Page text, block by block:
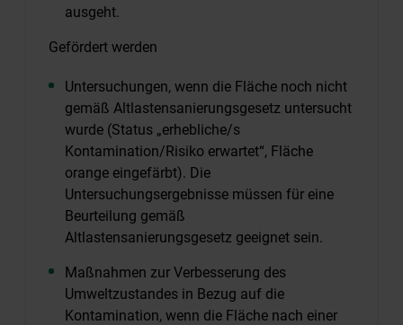
ausgeht.
Gefördert werden
Untersuchungen, wenn die Fläche noch nicht
gemäß Altlastensanierungsgesetz untersucht
wurde (Status „erhebliche/s
Kontamination/Risiko erwartet“, Fläche
orange eingefärbt). Die
Untersuchungsergebnisse müssen für eine
Beurteilung gemäß
Altlastensanierungsgesetz geeignet sein.
Maßnahmen zur Verbesserung des
Umweltzustandes in Bezug auf die
Kontamination, wenn die Fläche nach einer